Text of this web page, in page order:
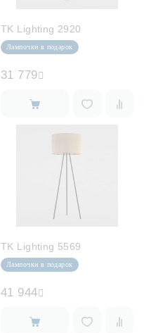
TK Lighting 2920
Лампочки в подарок
31 779
TK Lighting 5569
Лампочки в подарок
41 944